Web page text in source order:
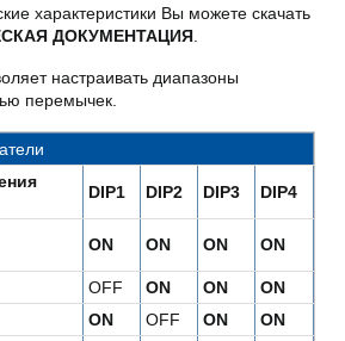
характеристики Вы можете скачать
ДОКУМЕНТАЦИЯ.
настраивать диапазоны
перемычек.
DIP1 DIP2 DIP3 DIP4
ON ON ON ON
OFF ON ON
ON
ON OFF ON
ON